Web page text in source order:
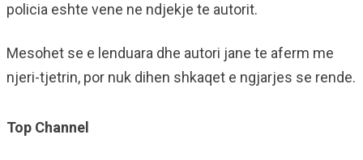
policia eshte vene ne ndjekje te autorit.
Mesohet se e lenduara dhe autori jane te aferm me
njeri-tjetrin, por nuk dihen shkaqet e ngjarjes se rende.
Top Channel